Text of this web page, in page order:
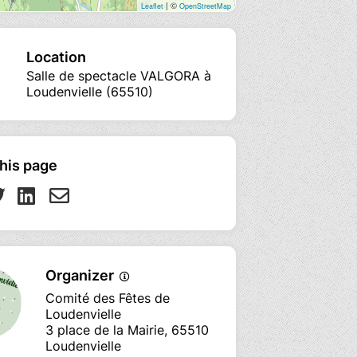
Leaflet | © OpenStreetMap
Location
Salle de spectacle VALGORA à
Loudenvielle (65510)
page
Organizer
Comité des Fêtes de
Loudenvielle
3 place de la Mairie, 65510
Loudenvielle